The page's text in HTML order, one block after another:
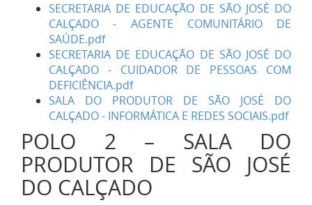
SECRETARIA DE EDUCAÇÃO DE SÃO JOSÉ DO
CALÇADO - AGENTE COMUNITÁRIO DE
SAÚDE.pdf
SECRETARIA DE EDUCAÇÃO DE SÃO JOSÉ DO
CALÇADO - CUIDADOR DE PESSOAS COM
DEFICIÊNCIA.pdf
SALA DO PRODUTOR DE SÃO JOSÉ DO
CALÇADO - INFORMÁTICA E REDES SOCIAIS.pdf
POLO 2 – SALA DO
PRODUTOR DE SÃO JOSÉ
DO CALÇADO